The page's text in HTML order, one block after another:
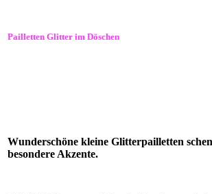
Pailletten Glitter im Döschen
Wunderschöne kleine Glitterpailletten
besondere Akzente.